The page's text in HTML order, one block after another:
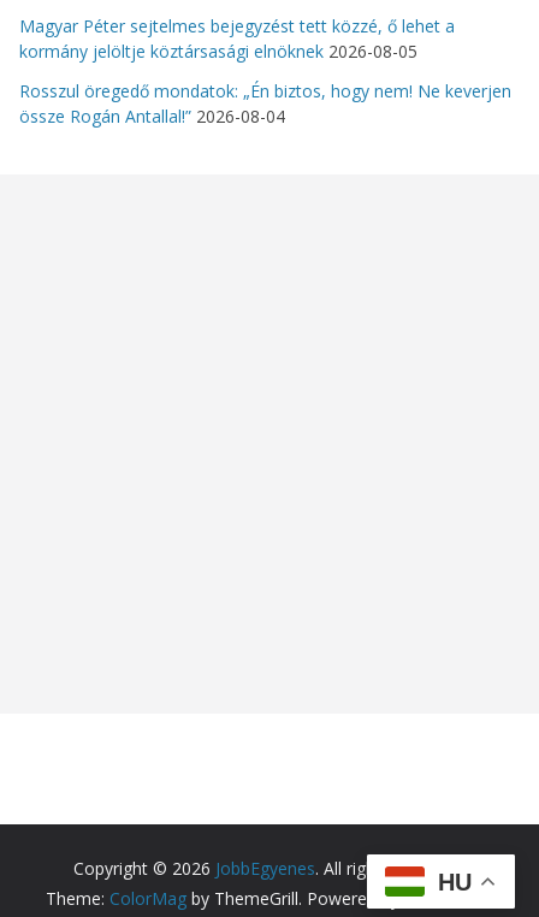
Magyar Péter sejtelmes bejegyzést tett közzé, ő lehet a
kormány jelöltje köztársasági elnöknek 2026-08-05
Rosszul öregedő mondatok: „Én biztos, hogy nem! Ne keverjen
össze Rogán Antallal!” 2026-08-04
Copyright © 2026 JobbEgyenes. All rights reserved.
Theme: ColorMag by ThemeGrill. Powered byWordPress
HU